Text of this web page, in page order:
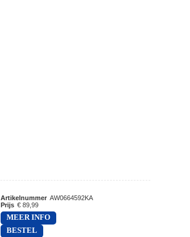
Artikelnummer AW0664592KA
Prijs € 89,99
MEER INFO
BESTEL